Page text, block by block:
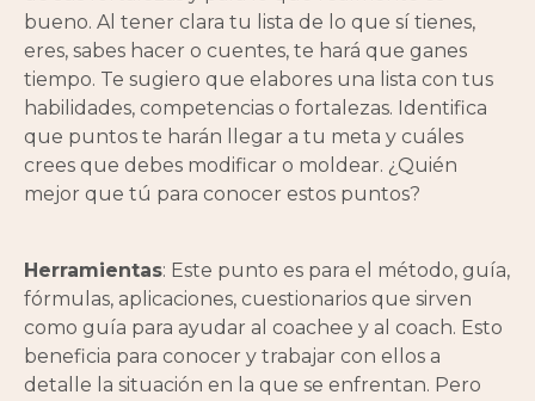
bueno. Al tener clara tu lista de lo que sí tienes,
eres, sabes hacer o cuentes, te hará que ganes
tiempo. Te sugiero que elabores una lista con tus
habilidades, competencias o fortalezas. Identifica
que puntos te harán llegar a tu meta y cuáles
crees que debes modificar o moldear. ¿Quién
mejor que tú para conocer estos puntos?
Herramientas: Este punto es para el método, guía,
fórmulas, aplicaciones, cuestionarios que sirven
como guía para ayudar al coachee y al coach. Esto
beneficia para conocer y trabajar con ellos a
detalle la situación en la que se enfrentan. Pero